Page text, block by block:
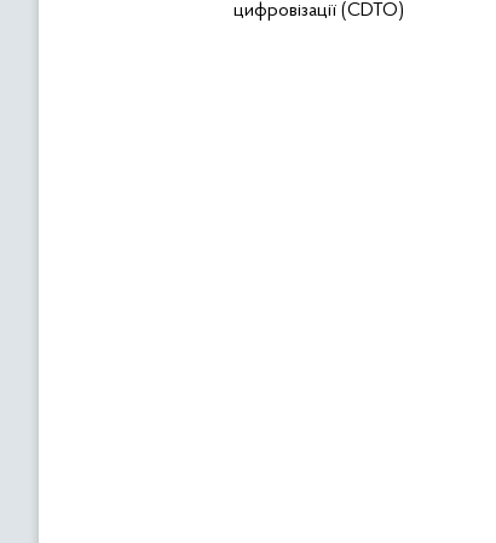
цифровізації (CDTO)